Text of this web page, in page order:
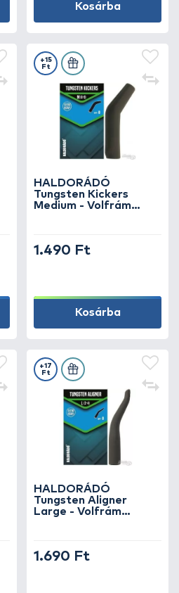
Kosárba
HALDORÁDÓ
Tungsten Kickers
Medium - Volfrám
+15
Ft
1.490 Ft
Kosárba
HALDORÁDÓ
Tungsten Aligner
Large - Volfrám
+17
Ft
1.690 Ft